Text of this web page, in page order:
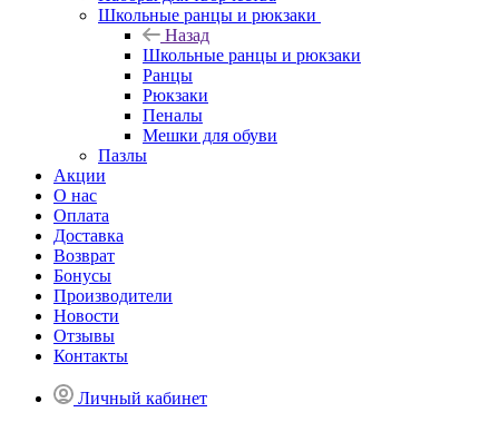
Школьные ранцы и рюкзаки
Назад
Школьные ранцы и рюкзаки
Ранцы
Рюкзаки
Пеналы
Мешки для обуви
Пазлы
Акции
О нас
Оплата
Доставка
Возврат
Бонусы
Производители
Новости
Отзывы
Контакты
Личный кабинет